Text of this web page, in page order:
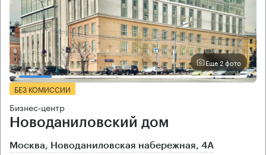
Еще 2 фото
БЕЗ КОМИССИИ
Бизнес-центр
Новоданиловский дом
Москва, Новоданиловская набережная, 4А